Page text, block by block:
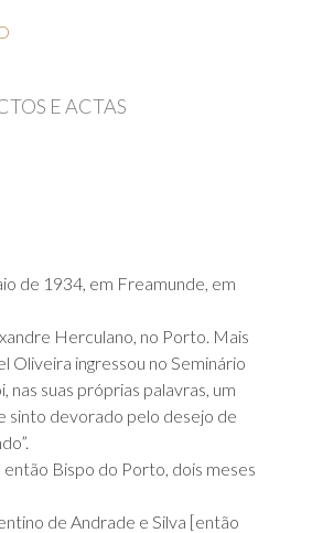
E ACTAS
de 1934, em Freamunde, em
Herculano, no Porto. Mais
Oliveira ingressou no Seminário
suas próprias palavras, um
sinto devorado pelo desejo de
Bispo do Porto, dois meses
de Andrade e Silva [então